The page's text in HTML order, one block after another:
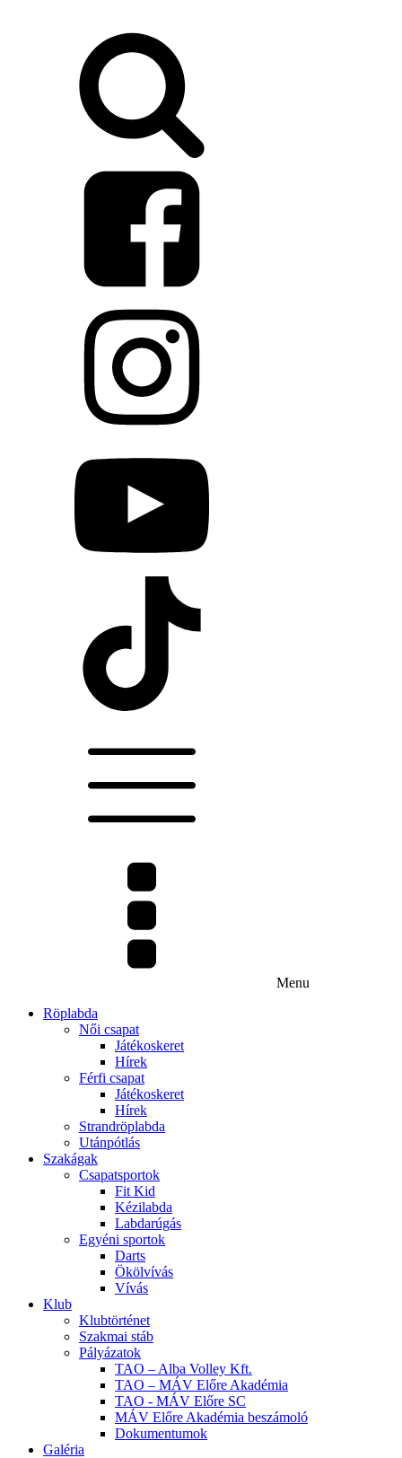
Menu
Röplabda
Női csapat
Játékoskeret
Hírek
Férfi csapat
Játékoskeret
Hírek
Strandröplabda
Utánpótlás
Szakágak
Csapatsportok
Fit Kid
Kézilabda
Labdarúgás
Egyéni sportok
Darts
Ökölvívás
Vívás
Klub
Klubtörténet
Szakmai stáb
Pályázatok
TAO – Alba Volley Kft.
TAO – MÁV Előre Akadémia
TAO - MÁV Előre SC
MÁV Előre Akadémia beszámoló
Dokumentumok
Galéria